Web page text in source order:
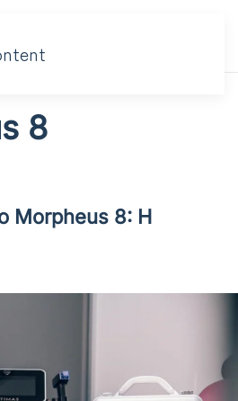
8
Morpheus 8: Η